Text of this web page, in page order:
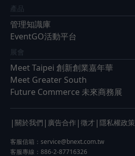
產品
管理知識庫
EventGO活動平台
展會
Meet Taipei 創新創業嘉年華
Meet Greater South
Future Commerce 未來商務展
| 關於我們 | 廣告合作 | 徵才 | 隱私權政策
客服信箱： service@bnext.com.tw
客服專線：886-2-87716326